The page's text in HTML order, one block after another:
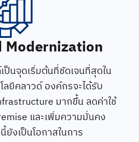
ป็นจุดเริ่มต้นที่ชัดเจนที่สุดใน
ลยีคลาวด์ องค์กรจะได้รับ
มากขึ้น ลดค่าใช้
และเพิ่มความมั่นคง
งเป็นโอกาสในการ